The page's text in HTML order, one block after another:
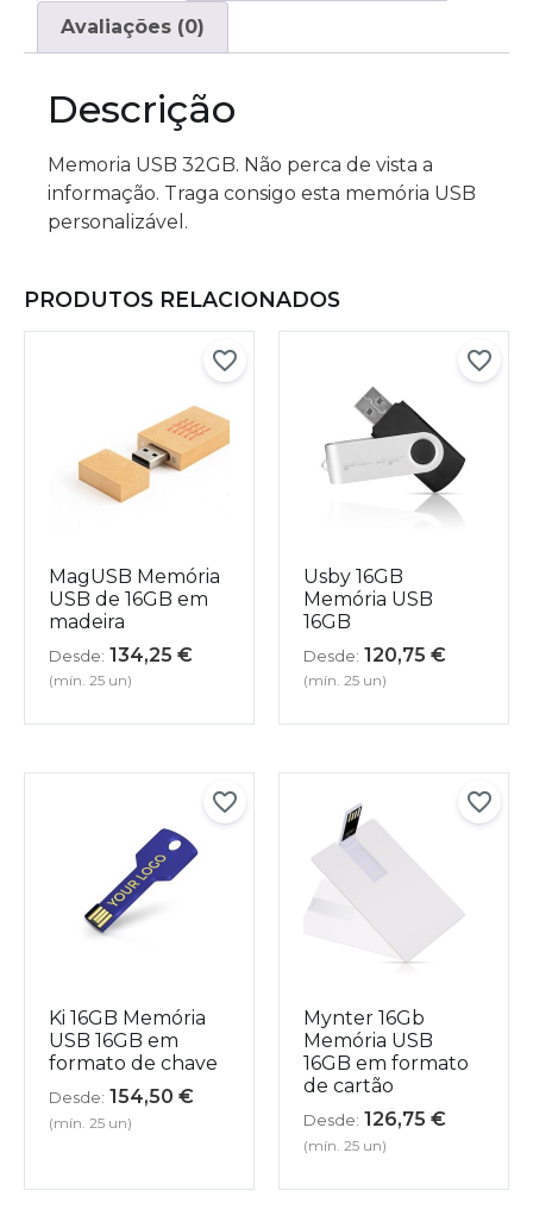
Avaliações (0)
Descrição
Memoria USB 32GB. Não perca de vista a
informação. Traga consigo esta memória USB
personalizável.
PRODUTOS RELACIONADOS
MagUSB Memória
USB de 16GB em
madeira
Desde: 134,25 €
(mín. 25 un)
Usby 16GB
Memória USB
16GB
Desde: 120,75 €
(mín. 25 un)
Ki 16GB Memória
USB 16GB em
formato de chave
Desde: 154,50 €
(mín. 25 un)
Mynter 16Gb
Memória USB
16GB em formato
de cartão
Desde: 126,75 €
(mín. 25 un)